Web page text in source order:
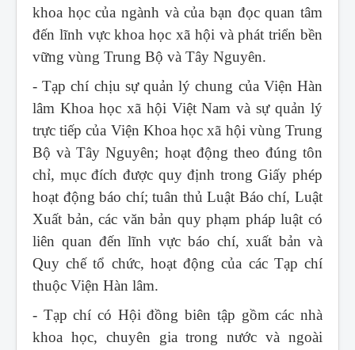
khoa học của ngành và của bạn đọc quan tâm
đến lĩnh vực khoa học xã hội và phát triển bền
vững vùng Trung Bộ và Tây Nguyên.
- Tạp chí chịu sự quản lý chung của Viện Hàn
lâm Khoa học xã hội Việt Nam và sự quản lý
trực tiếp của Viện Khoa học xã hội vùng Trung
Bộ và Tây Nguyên; hoạt động theo đúng tôn
chỉ, mục đích được quy định trong Giấy phép
hoạt động báo chí; tuân thủ Luật Báo chí, Luật
Xuất bản, các văn bản quy phạm pháp luật có
liên quan đến lĩnh vực báo chí, xuất bản và
Quy chế tổ chức, hoạt động của các Tạp chí
thuộc Viện Hàn lâm.
- Tạp chí có Hội đồng biên tập gồm các nhà
khoa học, chuyên gia trong nước và ngoài